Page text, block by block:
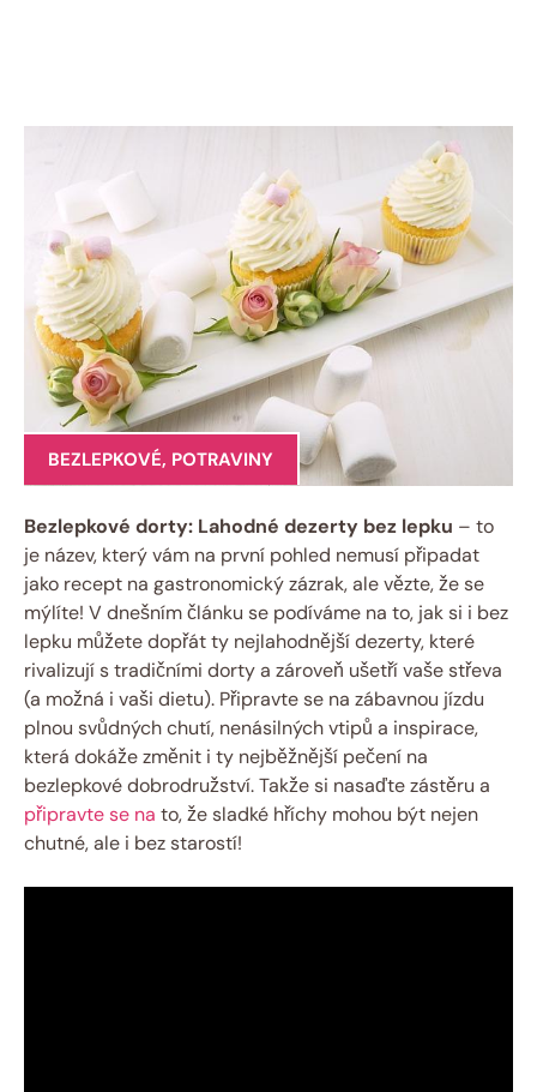
BEZLEPKOVÉ, POTRAVINY
Bezlepkové dorty: Lahodné​ dezerty⁤ bez lepku –‌ to
⁢je ⁣název, který vám⁤ na první pohled nemusí⁢ připadat
⁣jako recept na gastronomický zázrak, ale vězte, že‌ se‌
mýlíte! V dnešním‍ článku se⁣ podíváme‌ na ⁣to, jak si i bez
lepku můžete dopřát ty nejlahodnější ⁢dezerty, které
rivalizují s tradičními dorty a zároveň ušetří vaše ⁤střeva
(a⁢ možná i vaši dietu). Připravte⁢ se na zábavnou jízdu
‌plnou svůdných chutí, ⁢nenásilných‌ vtipů a⁢ inspirace,⁢
která dokáže změnit i ty nejběžnější‍ pečení na
bezlepkové dobrodružství. Takže si nasaďte zástěru a
připravte se na to, že sladké hříchy mohou být nejen
chutné, ale i bez starostí!